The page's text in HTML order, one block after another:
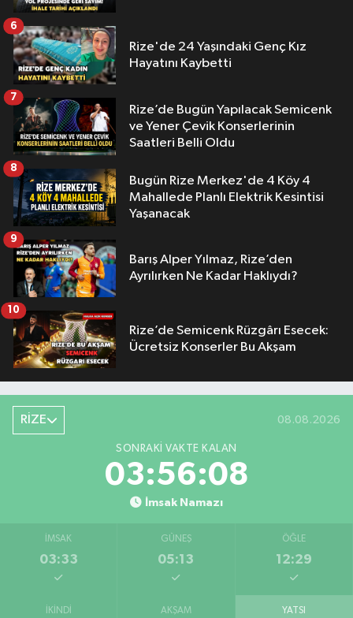
Rize'de 24 Yaşındaki Genç Kız
Hayatını Kaybetti
6
Rize’de Bugün Yapılacak Semicenk
ve Yener Çevik Konserlerinin
Saatleri Belli Oldu
7
Bugün Rize Merkez'de 4 Köy 4
Mahallede Planlı Elektrik Kesintisi
Yaşanacak
8
Barış Alper Yılmaz, Rize’den
Ayrılırken Ne Kadar Haklıydı?
9
Rize’de Semicenk Rüzgârı Esecek:
Ücretsiz Konserler Bu Akşam
10
RİZE 08.08.2026
SONRAKI VAKTE KALAN
03:56:07
İmsak Namazı
İMSAK
03:33
GÜNEŞ
05:13
ÖĞLE
12:29
İKINDI AKŞAM YATSI